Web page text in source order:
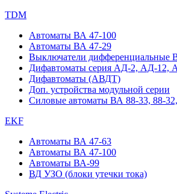
TDM
Автоматы ВА 47-100
Автоматы ВА 47-29
Выключатели дифференциальные
Дифавтоматы серия АД-2, АД-12,
Дифавтоматы (АВДТ)
Доп. устройства модульной серии
Силовые автоматы ВА 88-33, 88-
EKF
Автоматы ВА 47-63
Автоматы ВА 47-100
Автоматы ВА-99
ВД УЗО (блоки утечки тока)